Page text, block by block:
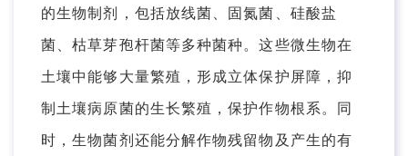
的生物制剂，包括放线菌、固氮菌、硅酸盐
菌、枯草芽孢杆菌等多种菌种。这些微生物在
土壤中能够大量繁殖，形成立体保护屏障，抑
制土壤病原菌的生长繁殖，保护作物根系。同
时，生物菌剂还能分解作物残留物及产生的有